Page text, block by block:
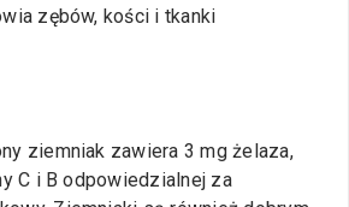
zębów, kości i tkanki
ziemniak zawiera 3 mg żelaza,
C i B odpowiedzialnej za